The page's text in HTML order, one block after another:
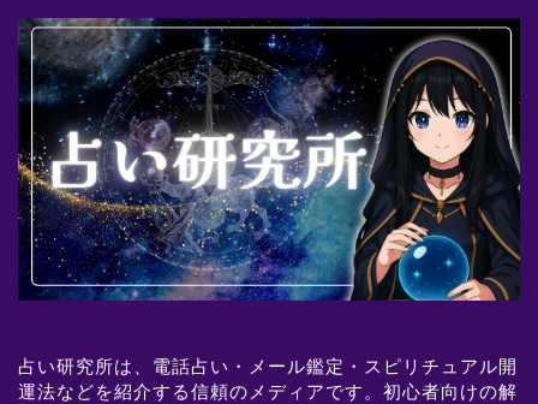
占い研究所は、電話占い・メール鑑定・スピリチュアル開
運法などを紹介する信頼のメディアです。初心者向けの解